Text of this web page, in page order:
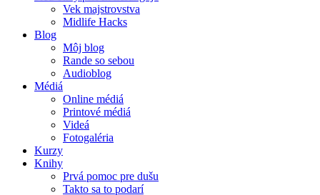
Vek majstrovstva
Midlife Hacks
Blog
Môj blog
Rande so sebou
Audioblog
Médiá
Online médiá
Printové médiá
Videá
Fotogaléria
Kurzy
Knihy
Prvá pomoc pre dušu
Takto sa to podarí